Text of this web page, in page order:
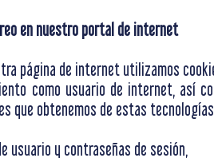
en nuestro portal de internet
página de internet utilizamos
como usuario de internet, así
que obtenemos de estas
usuario y contraseñas de sesión,